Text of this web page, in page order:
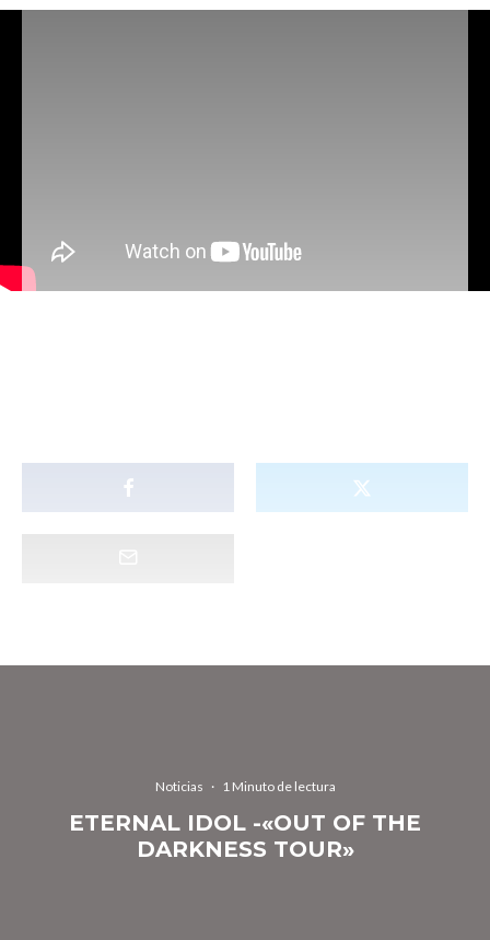
Noticias · 1 Minuto de lectura
ETERNAL IDOL -«OUT OF THE
DARKNESS TOUR»